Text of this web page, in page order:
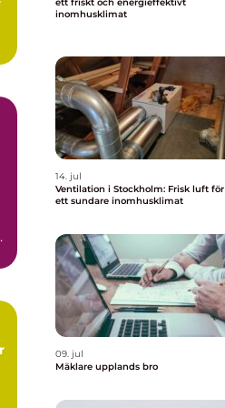
inomhusklimat
14. jul
Ventilation i Stockholm: Frisk luft för
ett sundare inomhusklimat
09. jul
Mäklare upplands bro